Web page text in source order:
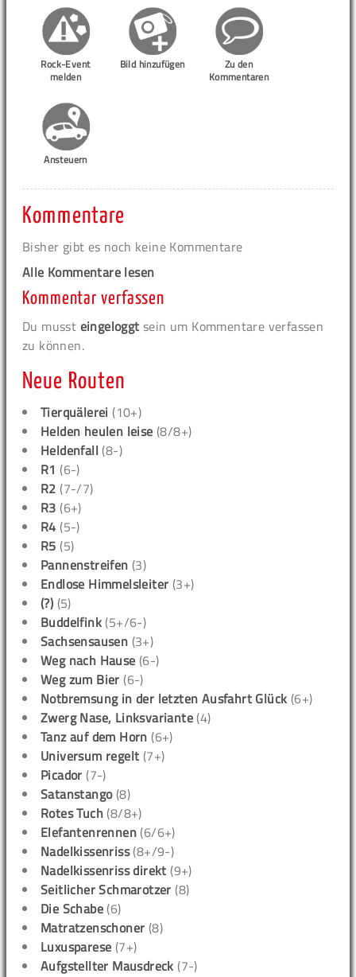
Rock-Event
melden
Bild hinzufügen
Zu den
Kommentaren
Ansteuern
Kommentare
Bisher gibt es noch keine Kommentare
Alle Kommentare lesen
Kommentar verfassen
Du musst eingeloggt sein um Kommentare verfassen
zu können.
Neue Routen
Tierquälerei (10+)
Helden heulen leise (8/8+)
Heldenfall (8-)
R1 (6-)
R2 (7-/7)
R3 (6+)
R4 (5-)
R5 (5)
Pannenstreifen (3)
Endlose Himmelsleiter (3+)
(?) (5)
Buddelfink (5+/6-)
Sachsensausen (3+)
Weg nach Hause (6-)
Weg zum Bier (6-)
Notbremsung in der letzten Ausfahrt Glück (6+)
Zwerg Nase, Linksvariante (4)
Tanz auf dem Horn (6+)
Universum regelt (7+)
Picador (7-)
Satanstango(8)
Rotes Tuch (8/8+)
Elefantenrennen (6/6+)
Nadelkissenriss(8+/9-)
Nadelkissenriss direkt (9+)
Seitlicher Schmarotzer (8)
Die Schabe (6)
Matratzenschoner (8)
Luxusparese (7+)
Aufgstellter Mausdreck (7-)